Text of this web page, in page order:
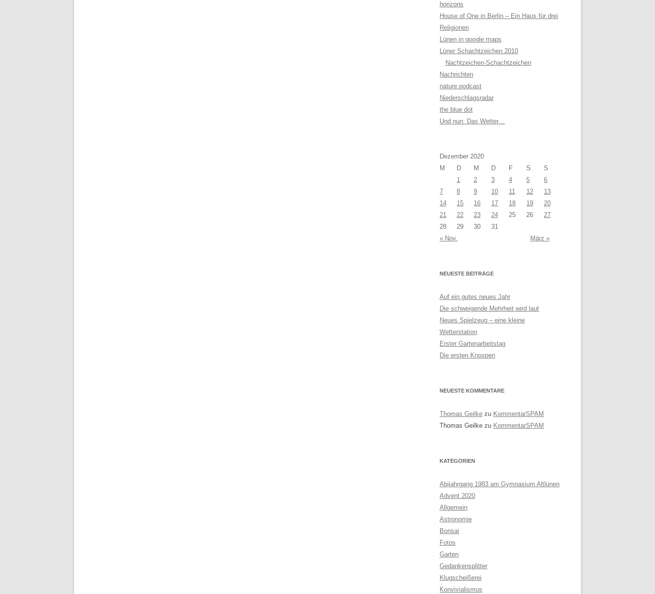
horizons
House of One in Berlin – Ein Haus für drei
Religionen
Lünen in google maps
Lüner Schachtzeichen 2010
Nachtzeichen-Schachtzeichen
Nachrichten
nature podcast
Niederschlagsradar
the blue dot
Und nun: Das Wetter…
Dezember 2020
M
D M D F S
S
1
2 3 4 5
6
7
8 9 10 11 12
13
14
15 16 17 18 19
20
21
22 23 24 25 26
27
28
29 30
31
« Nov.
März »
NEUESTE BEITRÄGE
Auf ein gutes neues Jahr
Die schweigende Mehrheit wird laut
Neues Spielzeug – eine kleine
Wetterstation
Erster Gartenarbeitstag
Die ersten Knospen
NEUESTE KOMMENTARE
Thomas Geilke zu KommentarSPAM
Thomas Geilke zu KommentarSPAM
KATEGORIEN
Abijahrgang 1983 am Gymnasium Altlünen
Advent 2020
Allgemein
Astronomie
Bonsai
Fotos
Garten
Gedankensplitter
Klugscheißerei
Konvivialismus